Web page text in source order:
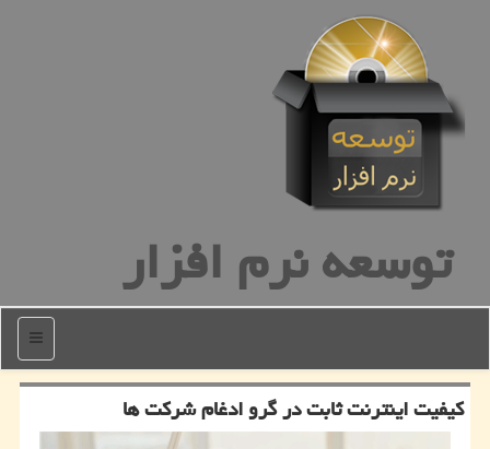
توسعه نرم افزار
منو
كیفیت اینترنت ثابت در گرو ادغام شركت ها